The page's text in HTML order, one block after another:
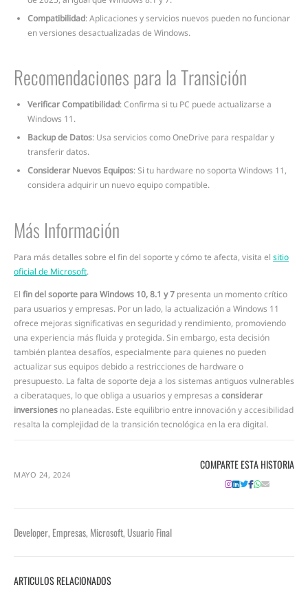
Compatibilidad: Aplicaciones y servicios nuevos pueden no funcionar
en versiones desactualizadas de Windows.
Recomendaciones para la Transición
Verificar Compatibilidad: Confirma si tu PC puede actualizarse a
Windows 11.
Backup de Datos: Usa servicios como OneDrive para respaldar y
transferir datos.
Considerar Nuevos Equipos: Si tu hardware no soporta Windows 11,
considera adquirir un nuevo equipo compatible.
Más Información
Para más detalles sobre el fin del soporte y cómo te afecta, visita el sitio
oficial de Microsoft.
El fin del soporte para Windows 10, 8.1 y 7 presenta un momento crítico
para usuarios y empresas. Por un lado, la actualización a Windows 11
ofrece mejoras significativas en seguridad y rendimiento, promoviendo
una experiencia más fluida y protegida. Sin embargo, esta decisión
también plantea desafíos, especialmente para quienes no pueden
actualizar sus equipos debido a restricciones de hardware o
presupuesto. La falta de soporte deja a los sistemas antiguos vulnerables
a ciberataques, lo que obliga a usuarios y empresas a considerar
inversiones no planeadas. Este equilibrio entre innovación y accesibilidad
resalta la complejidad de la transición tecnológica en la era digital.
MAYO 24, 2024
COMPARTE ESTA HISTORIA
Developer, Empresas, Microsoft,Usuario Final
ARTICULOS RELACIONADOS